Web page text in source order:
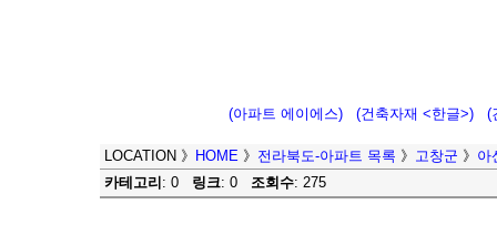
(아파트 에이에스) (건축자재 <한글>) (
LOCATION 》 HOME 》 전라북도-아파트 목록 》 고창군 》 아
카테고리 : 0 링크: 0 조회수: 275